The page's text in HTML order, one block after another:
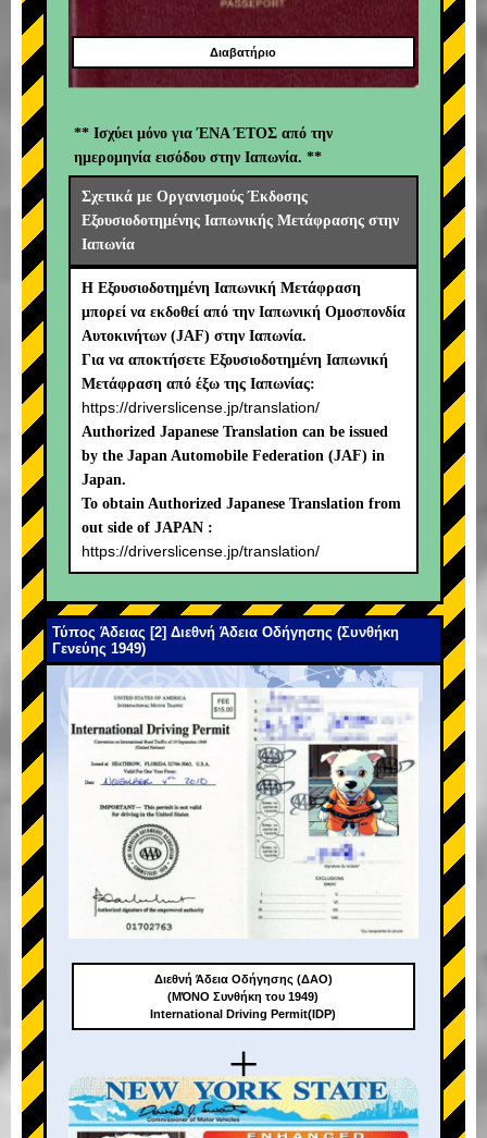
Διαβατήριο
** Ισχύει μόνο για ΈΝΑ ΈΤΟΣ από την
ημερομηνία εισόδου στην Ιαπωνία. **
Σχετικά με Οργανισμούς Έκδοσης
Εξουσιοδοτημένης Ιαπωνικής Μετάφρασης στην
Ιαπωνία
Η Εξουσιοδοτημένη Ιαπωνική Μετάφραση
μπορεί να εκδοθεί από την Ιαπωνική Ομοσπονδία
Αυτοκινήτων (JAF) στην Ιαπωνία.
Για να αποκτήσετε Εξουσιοδοτημένη Ιαπωνική
Μετάφραση από έξω της Ιαπωνίας:
https://driverslicense.jp/translation/
Authorized Japanese Translation can be issued
by the Japan Automobile Federation (JAF) in
Japan.
To obtain Authorized Japanese Translation from
out side of JAPAN :
https://driverslicense.jp/translation/
Τύπος Άδειας [2] Διεθνή Άδεια Οδήγησης (Συνθήκη
Γενεύης 1949)
+
Διεθνή Άδεια Οδήγησης (ΔΑΟ)
(ΜΌΝΟ Συνθήκη του 1949)
International Driving Permit(IDP)